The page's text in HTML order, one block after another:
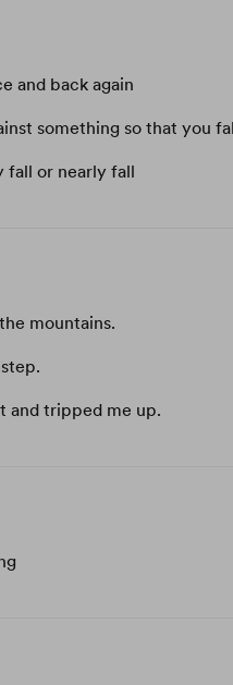
and back again
something so that you
fall or nearly fall
mountains.
and tripped me up.